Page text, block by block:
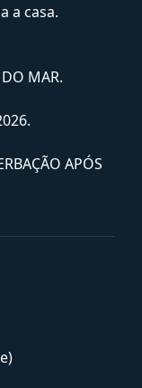
a casa.
MAR.
APÓS